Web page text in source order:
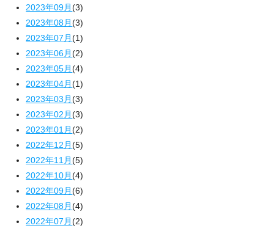
2023年09月(3)
2023年08月(3)
2023年07月(1)
2023年06月(2)
2023年05月(4)
2023年04月(1)
2023年03月(3)
2023年02月(3)
2023年01月(2)
2022年12月(5)
2022年11月(5)
2022年10月(4)
2022年09月(6)
2022年08月(4)
2022年07月(2)